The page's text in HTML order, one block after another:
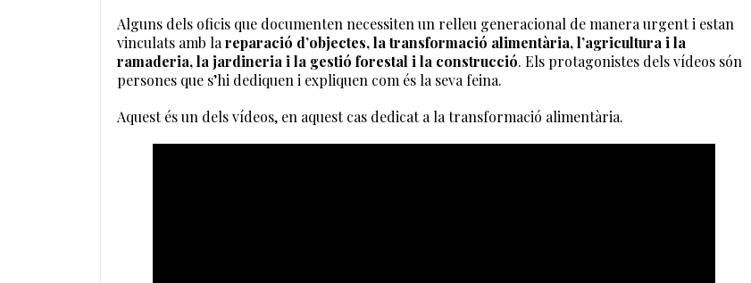
Alguns dels oficis que documenten necessiten un relleu generacional de manera urgent i estan
vinculats amb la reparació d’objectes, la transformació alimentària, l’agricultura i la
ramaderia, la jardineria i la gestió forestal i la construcció. Els protagonistes dels vídeos són
persones que s’hi dediquen i expliquen com és la seva feina.
Aquest és un dels vídeos, en aquest cas dedicat a la transformació alimentària.